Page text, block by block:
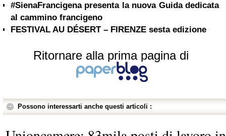
#SienaFrancigena presenta la nuova Guida dedicata
al cammino francigeno
FESTIVAL AU DÉSERT – FIRENZE sesta edizione
Ritornare alla prima pagina di
Possono interessarti anche questi articoli :